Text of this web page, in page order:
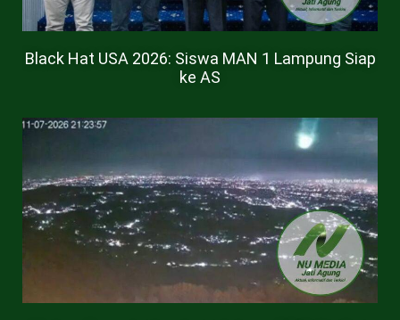
Black Hat USA 2026: Siswa MAN 1 Lampung Siap
ke AS